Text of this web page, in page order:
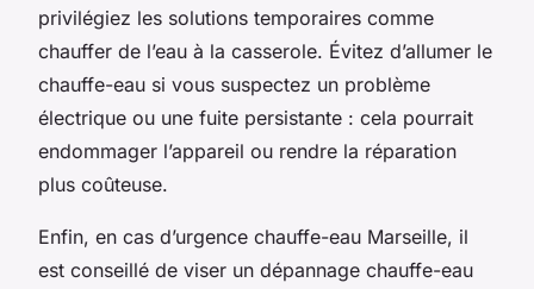
privilégiez les solutions temporaires comme
chauffer de l’eau à la casserole. Évitez d’allumer le
chauffe-eau si vous suspectez un problème
électrique ou une fuite persistante : cela pourrait
endommager l’appareil ou rendre la réparation
plus coûteuse.
Enfin, en cas d’urgence chauffe-eau Marseille, il
est conseillé de viser un dépannage chauffe-eau